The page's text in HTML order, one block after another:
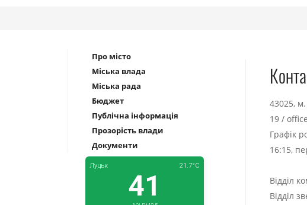
Про місто
Міська влада
Міська рада
Бюджет
Публічна інформація
Прозорість влади
Документи
43025,
19 /
Графік
16:15,
Відділ
Відділ